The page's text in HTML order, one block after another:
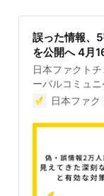
誤った情報、
を公開へ 4月
日本ファクト
ーバルコミュ
本で拡散する
「正しい」と捉
詳細を発表し
業界を超えて
開催します。
「見たことが
日本ファ